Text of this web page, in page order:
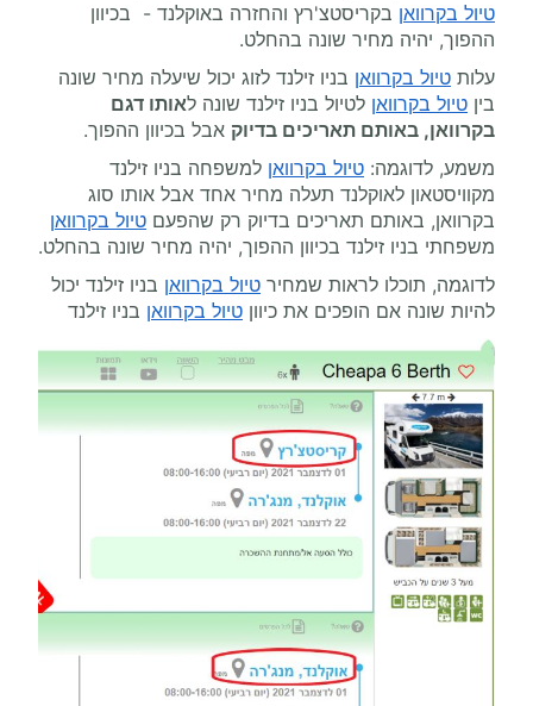
טיול בקרוואן בקריסטצ'רץ והחזרה באוקלנד - בכיוון
ההפוך, יהיה מחיר שונה בהחלט.
עלות טיול בקרוואן בניו זילנד לזוג יכול שיעלה מחיר שונה
בין טיול בקרוואן לטיול בניו זילנד שונה לאותו דגם
בקרוואן, באותם תאריכים בדיוק אבל בכיוון ההפוך.
משמע, לדוגמה: טיול בקרוואן למשפחה בניו זילנד
מקוויסטאון לאוקלנד תעלה מחיר אחד אבל אותו סוג
בקרוואן, באותם תאריכים בדיוק רק שהפעם טיול בקרוואן
משפחתי בניו זילנד בכיוון ההפוך, יהיה מחיר שונה בהחלט.
לדוגמה, תוכלו לראות שמחיר טיול בקרוואן בניו זילנד יכול
להיות שונה אם הופכים את כיוון טיול בקרוואן בניו זילנד